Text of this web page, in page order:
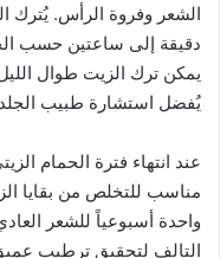
دقيقة إلى ساعتين حسب
يمكن ترك الزيت طوال
يُفضل استشارة طبيب
عند انتهاء فترة الحمام
مناسب للتخلص من بقايا
واحدة أسبوعياً للشعر
التالف لتحقيق ترطيب